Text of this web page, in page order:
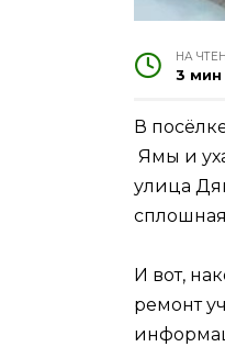
НА
3 мин
В
Ямы и
улица
И вот,
ремонт